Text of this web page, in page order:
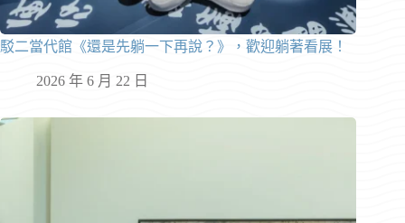
駁二當代館《還是先躺一下再說？》，歡迎躺著看展！
2026 年 6 月 22 日